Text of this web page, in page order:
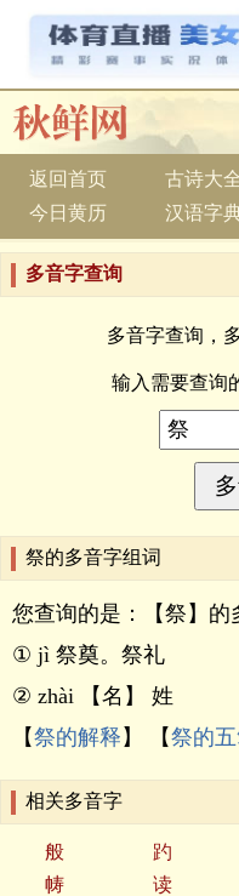
返回首页 古诗大
今日黄历
汉语字
多音字查询
多音字查询，
输入需要查询
祭的多音字组词
您查询的是：【祭】的
① jì 祭奠。祭礼
② zhài 【名】 姓
【祭的解释 】 【祭的
相关多音字
般 趵
帱
读